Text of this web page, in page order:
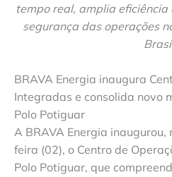
tempo real, amplia
segurança das operações
BRAVA Energia inaugura
Integradas e consolida novo
Polo Potiguar
A BRAVA Energia
feira (02), o Centro de
Polo Potiguar, que